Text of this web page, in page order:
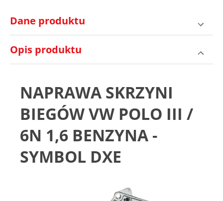
Dane produktu
Opis produktu
NAPRAWA SKRZYNI
BIEGÓW VW POLO III /
6N 1,6 BENZYNA -
SYMBOL DXE